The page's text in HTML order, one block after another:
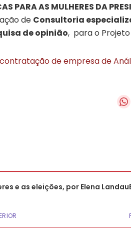
PARA AS MULHERES DA
de Consultoria
de opinião, para o Projeto
de empresa de
e as eleições, por Elena Landau